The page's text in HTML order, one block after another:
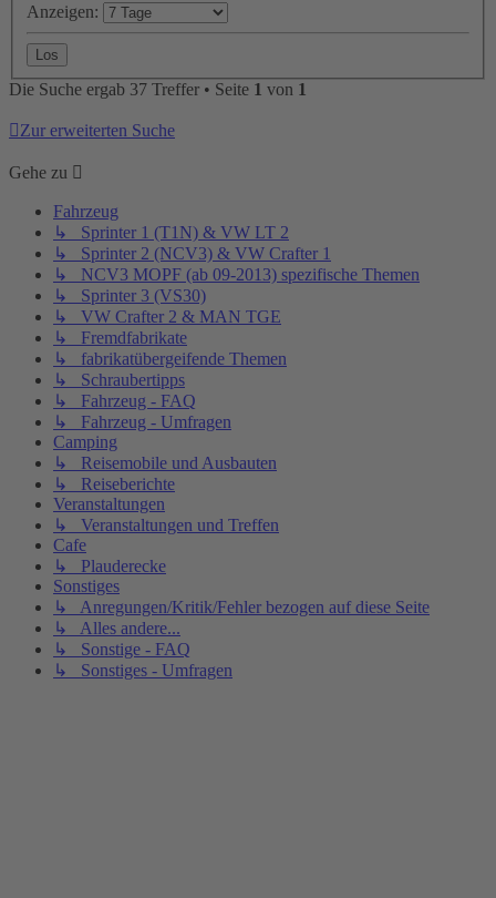
Anzeigen:
Die Suche ergab 37 Treffer • Seite 1 von 1
Zur erweiterten Suche
Gehe zu
Fahrzeug
↳ Sprinter 1 (T1N) & VW LT 2
↳ Sprinter 2 (NCV3) & VW Crafter 1
↳ NCV3 MOPF (ab 09-2013) spezifische Themen
↳ Sprinter 3 (VS30)
↳ VW Crafter 2 & MAN TGE
↳ Fremdfabrikate
↳ fabrikatübergeifende Themen
↳ Schraubertipps
↳ Fahrzeug - FAQ
↳ Fahrzeug - Umfragen
Camping
↳ Reisemobile und Ausbauten
↳ Reiseberichte
Veranstaltungen
↳ Veranstaltungen und Treffen
Cafe
↳ Plauderecke
Sonstiges
↳ Anregungen/Kritik/Fehler bezogen auf diese Seite
↳ Alles andere...
↳ Sonstige - FAQ
↳ Sonstiges - Umfragen